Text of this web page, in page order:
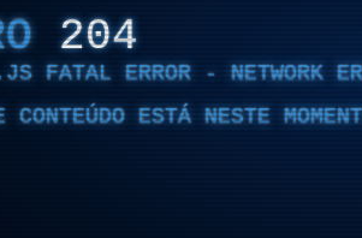
204
FATAL ERROR - NETWORK
CONTEÚDO ESTÁ NESTE